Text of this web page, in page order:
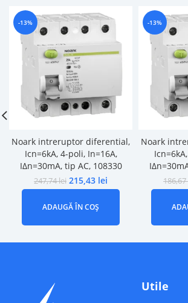
-13%
Noark intreruptor diferential,
Icn=6kA, 4-poli, In=16A,
IΔn=30mA, tip AC, 108330
247,74lei 215,43 lei
ADAUGĂ ÎN COȘ
-13%
Noark
186,67
Utile